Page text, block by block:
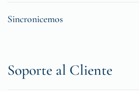
Sincronicemos
Soporte al Cliente